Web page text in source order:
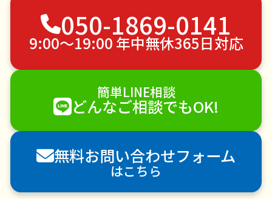
植木の剪定
植木の伐採
手すり取り付け
エアコンクリーニング
DIY・日曜大工
ハウスクリーニング
雪かき・雪下ろし
電球交換
襖（ふすま）の張替え
空き家管理
各種代行
害獣駆除
防草シート施工
ナメクジ駆除
害虫駆除
050-1869-0141
9:00〜19:00 年中無休365日対応
簡単LINE相談
どんなご相談でもOK!
無料お問い合わせフォーム
はこちら